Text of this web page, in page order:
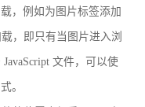
，例如为图片标签添加
，即只有当图片进入浏
文件，可以使
。